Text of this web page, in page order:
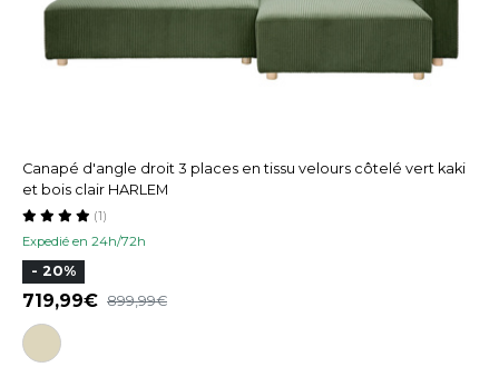
Canapé d'angle droit 3 places en tissu velours côtelé vert kaki
et bois clair HARLEM
Expedié en 24h/72h
(1)
- 20%
719,99 899,99